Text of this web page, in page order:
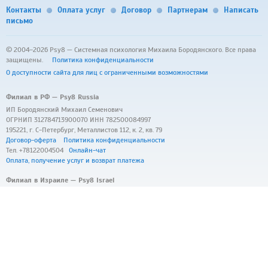
Контакты Оплата услуг Договор Партнерам
Написать
письмо
© 2004–2026 Psy8 — Системная психология Михаила Бородянского. Все права
защищены.
Политика конфиденциальности
О доступности сайта для лиц с ограниченными возможностями
Филиал в РФ — Psy8 Russia
ИП Бородянский Михаил Семенович
ОГРНИП 312784713900070 ИНН 782500084997
195221, г. С-Петербург, Металлистов 112, к. 2, кв. 79
Договор-оферта
Политика конфиденциальности
Тел. +78122004504 Онлайн-чат
Оплата, получение услуг и возврат платежа
Филиал в Израиле — Psy8 Israel